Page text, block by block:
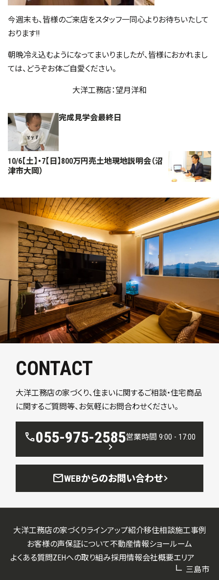
今週末も、皆様のご来店をスタッフ一同心よりお待ちいたして
おります!!
朝晩冷え込むようになってまいりましたが、皆様におかれまし
ては、どうぞお体ご自愛ください。
大洋工務店：望月洋和
完成見学会最終日
10/6【土】・7【日】800万円売土地現地説明会（沼
津市大岡）
CONTACT
大洋工務店の家づくり、住まいに関するご相談・住宅商品
に関するご質問等、お気軽にお問合わせください。
call055-975-2585営業時間 9:00 - 17:00
mailWEBからのお問い合わせ
大洋工務店の家づくりラインアップ紹介移住相談施工事例
お客様の声保証について不動産情報ショールーム
よくある質問ZEHへの取り組み採用情報会社概要エリア
三島市